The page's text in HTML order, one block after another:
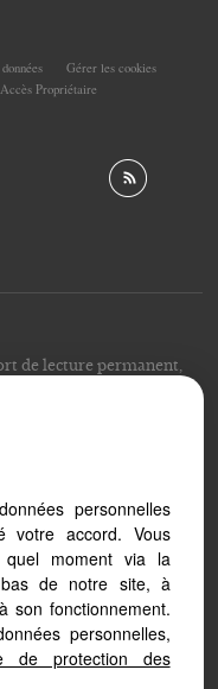
Gérer les cookies
Accès Propriétaire
de lecture permanent,
aux différents types
immobilier
immobilier
personnelles
votre accord. Vous
moment via la
de notre site, à
son fonctionnement.
personnelles,
de protection des